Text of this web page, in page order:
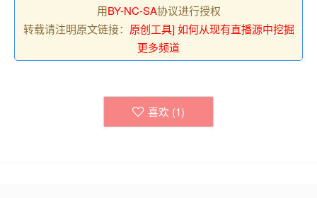
用BY-NC-SA协议进行授权
转载请注明原文链接： 原创工具] 如何从现有直播源中挖掘
更多频道
喜欢 (1)